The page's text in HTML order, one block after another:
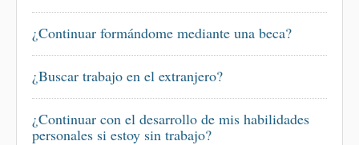
¿Continuar formándome mediante una beca?
¿Buscar trabajo en el extranjero?
¿Continuar con el desarrollo de mis habilidades
personales si estoy sin trabajo?